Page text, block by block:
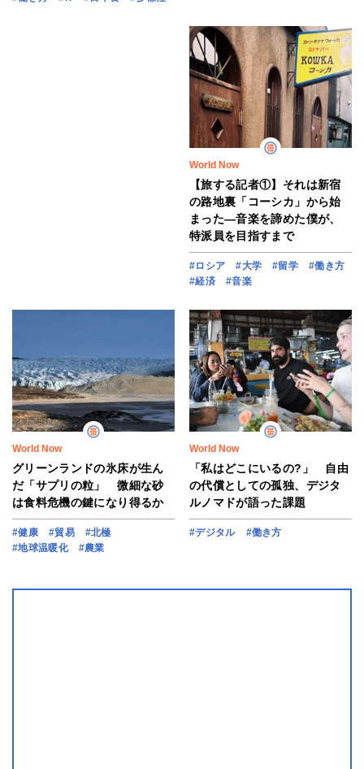
World Now
【旅する記者①】それは新宿
の路地裏「コーシカ」から始
まった―音楽を諦めた僕が、
特派員を目指すまで
#ロシア #大学 #留学
#働き方
#経済
#音楽
World Now
グリーンランドの氷床が生ん
だ「サプリの粒」 微細な砂
は食料危機の鍵になり得るか
#健康 #貿易
#北極
#地球温暖化
#農業
World Now
「私はどこにいるの?」 自由
の代償としての孤独、デジタ
ルノマドが語った課題
#デジタル #働き方